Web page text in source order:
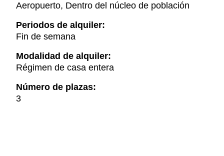
Aeropuerto, Dentro del núcleo de población
Periodos de alquiler:
Fin de semana
Modalidad de alquiler:
Régimen de casa entera
Número de plazas:
3